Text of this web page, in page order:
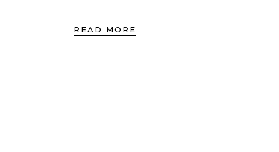
READ MORE